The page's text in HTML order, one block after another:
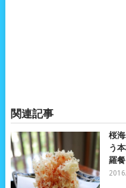
関連記事
桜
う
羅